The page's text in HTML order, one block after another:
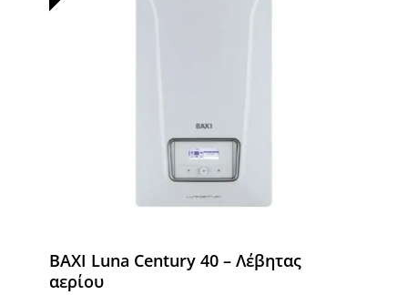
BAXI Luna Century 40 – Λέβητας
αερίου